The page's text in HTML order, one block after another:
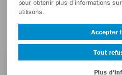
pour obtenir plus d'informations
utilisons.
Accepter
Tout
Plus